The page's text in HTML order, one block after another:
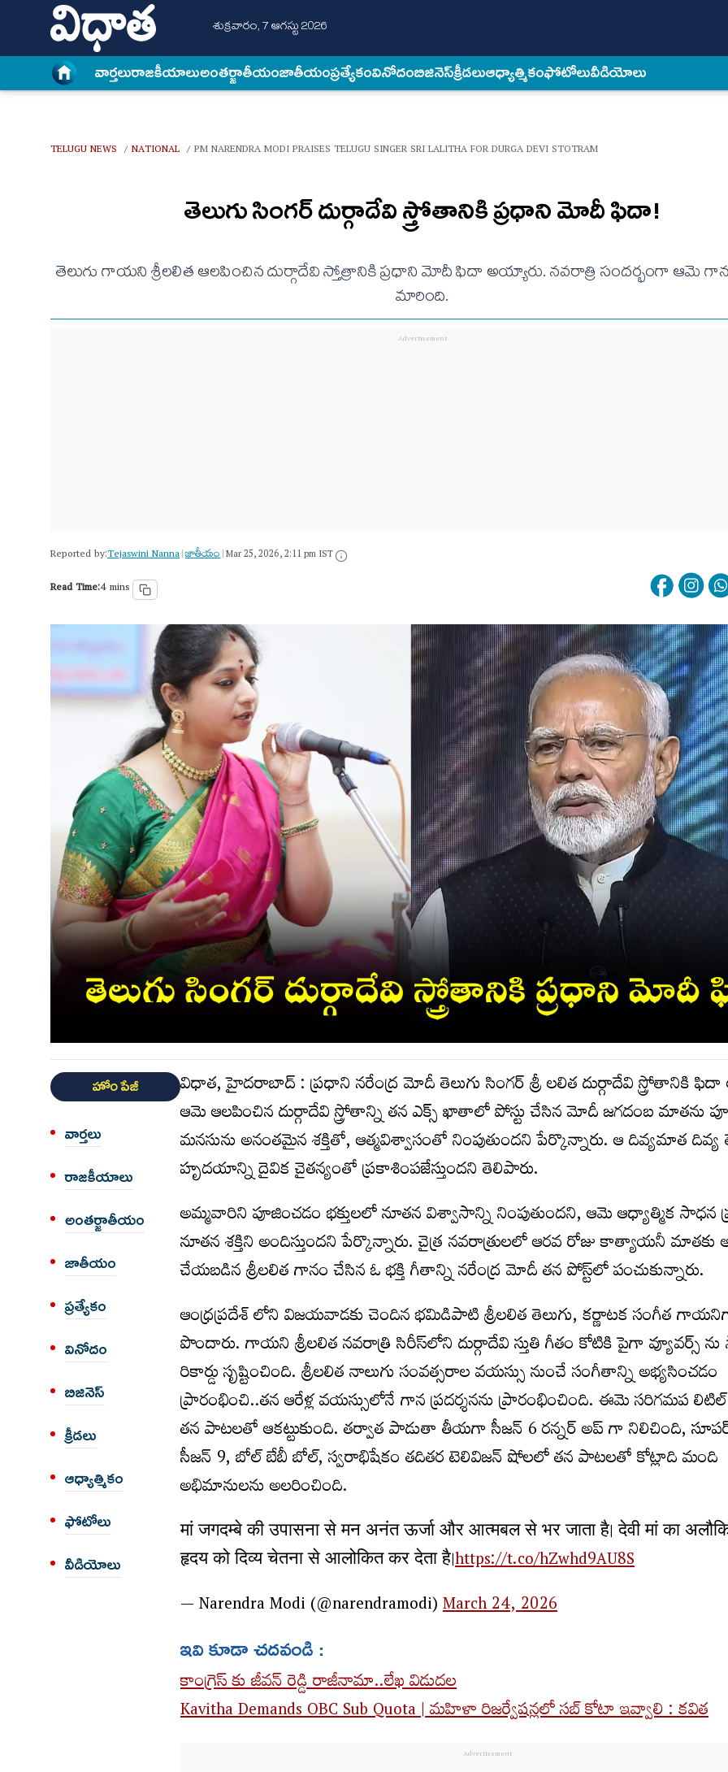
శుక్రవారం, 7 ఆగస్టు 2026
వార్త‌లురాజకీయాలుఅంత‌ర్జాతీయంజాతీయంప్రత్యేకంవినోదంబిజినెస్క్రీడలుఆధ్యాత్మికంఫోటోలువీడియోలు
TELUGU NEWS / NATIONAL / PM NARENDRA MODI PRAISES TELUGU SINGER SRI LALITHA FOR DURGA DEVI STOTRAM
తెలుగు సింగర్ దుర్గాదేవి స్త్రోతానికి ప్రధాని మోదీ ఫిదా!
తెలుగు గాయని శ్రీలలిత ఆలపించిన దుర్గాదేవి స్తోత్రానికి ప్రధాని మోదీ ఫిదా అయ్యారు. నవరాత్రి సందర్భంగా ఆమె
మారింది.
Reported by:Tejaswini Nanna|జాతీయం|Mar 25, 2026, 2:11 pm IST
Read Time:4 mins
హోం పేజీ
వార్త‌లు
రాజకీయాలు
అంత‌ర్జాతీయం
జాతీయం
ప్రత్యేకం
వినోదం
బిజినెస్
క్రీడలు
ఆధ్యాత్మికం
ఫోటోలు
వీడియోలు
విధాత, హైదరాబాద్ : ప్రధాని నరేంద్ర మోదీ తెలుగు సింగర్ శ్రీ లలిత దుర్గాదేవి స్త్రోతానికి
ఆమె ఆలపించిన దుర్గాదేవి స్త్రోతాన్ని తన ఎక్స్ ఖాతాలో పోస్టు చేసిన మోదీ జగదంబ మాతను
మనసును అనంతమైన శక్తితో, ఆత్మవిశ్వాసంతో నింపుతుందని పేర్కొన్నారు. ఆ దివ్యమాత దివ్య
హృదయాన్ని దైవిక చైతన్యంతో ప్రకాశింపజేస్తుందని తెలిపారు.
అమ్మవారిని పూజించడం భక్తులలో నూతన విశ్వాసాన్ని నింపుతుందని, ఆమె ఆధ్యాత్మిక సాధన
నూతన శక్తిని అందిస్తుందని పేర్కొన్నారు. చైత్ర నవరాత్రులలో ఆరవ రోజు కాత్యాయనీ మాతకు
చేయబడిన శ్రీలలిత గానం చేసిన ఓ భక్తి గీతాన్ని నరేంద్ర మోదీ తన పోస్ట్‌లో పంచుకున్నారు.
ఆంధ్రప్రదేశ్ లోని విజయవాడకు చెందిన భమిడిపాటి శ్రీలలిత తెలుగు, కర్ణాటక సంగీత
పొందారు. గాయని శ్రీలలిత నవరాత్రి సిరీస్‌లోని దుర్గాదేవి స్తుతి గీతం కోటికి పైగా వ్యూవర్స్
రికార్డు సృష్టించింది. శ్రీలలిత నాలుగు సంవత్సరాల వయస్సు నుంచే సంగీతాన్ని అభ్యసించడం
ప్రారంభించి..తన ఆరేళ్ల వయస్సులోనే గాన ప్రదర్శనను ప్రారంభించింది. ఈమె సరిగమప
తన పాటలతో ఆకట్టుకుంది. తర్వాత పాడుతా తీయగా సీజన్ 6 రన్నర్ అప్ గా నిలిచింది,
సీజన్ 9, బోల్ బేబీ బోల్, స్వరాభిషేకం తదితర టెలివిజన్ షోలలో తన పాటలతో కోట్లాది మంది
అభిమానులను అలరించింది.
मां जगदम्बे की उपासना से मन अनंत ऊर्जा और आत्मबल से भर जाता है। देवी मां का
हृदय को दिव्य चेतना से आलोकित कर देता है।https://t.co/hZwhd9AU8S
— Narendra Modi (@narendramodi)March 24, 2026
ఇవి కూడా చదవండి :
కాంగ్రెస్ కు జీవన్ రెడ్డి రాజీనామా..లేఖ విడుదల
Kavitha Demands OBC Sub Quota | మహిళా రిజర్వేషన్లలో సబ్ కోటా ఇవ్వాలి : కవిత